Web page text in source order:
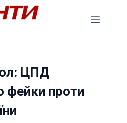
ЦПД
фейки проти